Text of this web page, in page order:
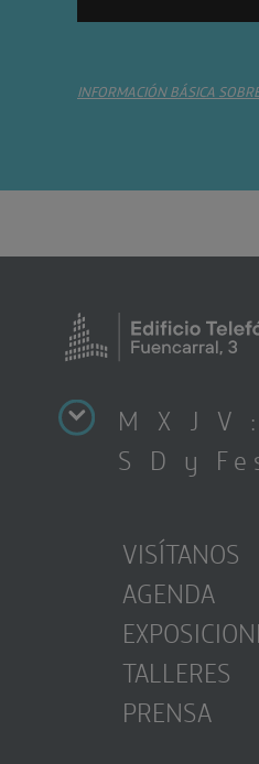
INFORMACIÓN BÁSICA
M X J V :
S D y
VISÍTANOS
AGENDA
TALLERES
PRENSA